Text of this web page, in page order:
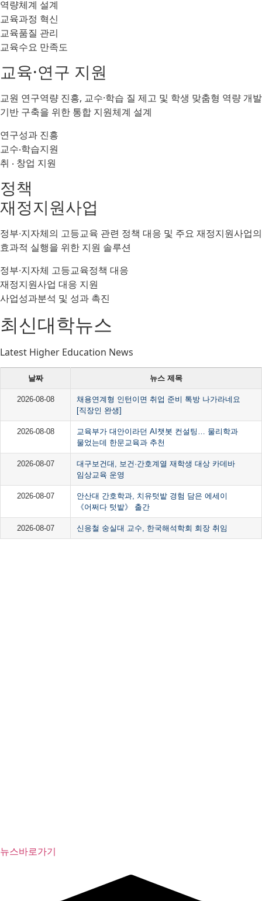
역량체계 설계​
교육과정 혁신​
교육품질 관리​
교육수요 만족도​
교육·연구 지원​
교원 연구역량 진흥, 교수·학습 질 제고 및 학생 맞춤형 역량 개발
기반 구축을 위한 통합 지원체계 설계
연구성과 진흥​
교수‧학습지원​
취 ‧ 창업 지원​
정책
재정지원사업​
정부∙지자체의 고등교육 관련 정책 대응 및 주요 재정지원사업의
효과적 실행을 위한 지원 솔루션
정부∙지자체 고등교육정책 대응​
재정지원사업 대응 지원​
사업성과분석 및 성과 촉진​
최신대학뉴스
Latest Higher Education News
날짜 뉴스 제목
2026-08-08
채용연계형 인턴이면 취업 준비 톡방 나가라네요
[직장인 완생]
2026-08-08
교육부가 대안이라던 AI챗봇 컨설팅… 물리학과
물었는데 한문교육과 추천
2026-08-07
대구보건대, 보건·간호계열 재학생 대상 카데바
임상교육 운영
2026-08-07
안산대 간호학과, 치유텃밭 경험 담은 에세이
《어쩌다 텃밭》 출간
2026-08-07 신응철 숭실대 교수, 한국해석학회 회장 취임
뉴스바로가기